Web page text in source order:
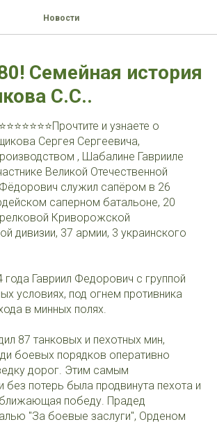
Новости
Семейная история
С.С..
и узнаете о
Сергея Сергеевича,
, Шабалине Гаврииле
Великой Отечественной
служил сапёром в 26
саперном батальоне, 20
Криворожской
дивизии, 37 армии, 3 украинского
года Гавриил Федорович с группой
условиях, под огнем противника
в минных полях.
87 танковых и пехотных мин,
боевых порядков оперативно
дорог. Этим самым
без потерь была продвинута пехота и
победу. Прадед
"За боевые заслуги", Орденом